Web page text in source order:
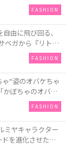
FASHION
由に飛び回る、
ベガから『リトル
サリーイヤー』を
FASHION
“姿のオバケちゃ
ぼちゃのオバケ
pot CAFE.では
」も登場
FASHION
ミヤキャラクター
を進化させた新